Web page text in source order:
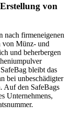
von
nach firmeneigenen
von Münz- und
und beherbergen
bleibt das
bei unbeschädigter
Auf den SafeBags
Unternehmens,